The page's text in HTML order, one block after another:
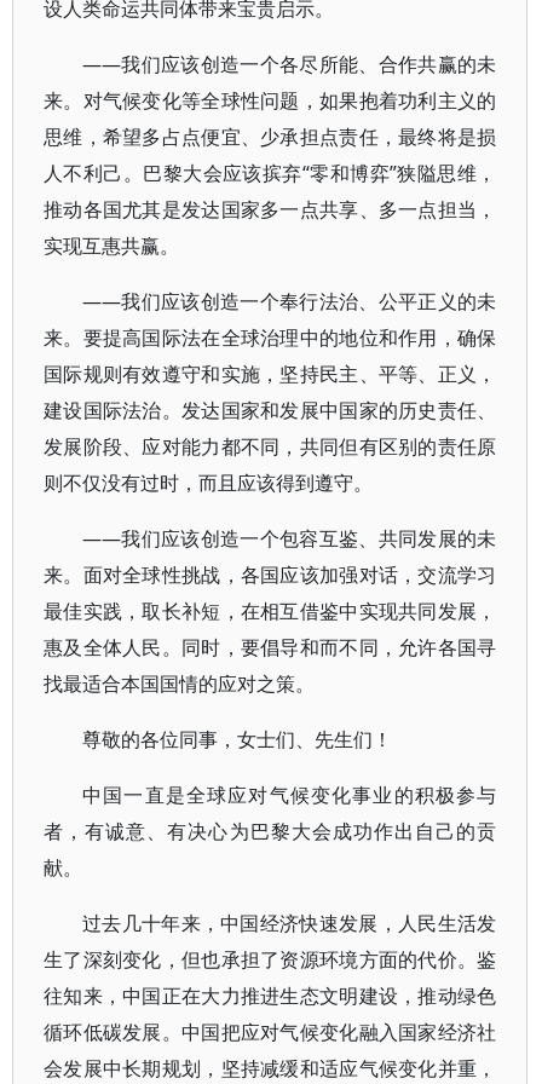
设人类命运共同体带来宝贵启示。
——我们应该创造一个各尽所能、合作共赢的未
来。对气候变化等全球性问题，如果抱着功利主义的
思维，希望多占点便宜、少承担点责任，最终将是损
人不利己。巴黎大会应该摈弃“零和博弈”狭隘思维，
推动各国尤其是发达国家多一点共享、多一点担当，
实现互惠共赢。
——我们应该创造一个奉行法治、公平正义的未
来。要提高国际法在全球治理中的地位和作用，确保
国际规则有效遵守和实施，坚持民主、平等、正义，
建设国际法治。发达国家和发展中国家的历史责任、
发展阶段、应对能力都不同，共同但有区别的责任原
则不仅没有过时，而且应该得到遵守。
——我们应该创造一个包容互鉴、共同发展的未
来。面对全球性挑战，各国应该加强对话，交流学习
最佳实践，取长补短，在相互借鉴中实现共同发展，
惠及全体人民。同时，要倡导和而不同，允许各国寻
找最适合本国国情的应对之策。
尊敬的各位同事，女士们、先生们！
中国一直是全球应对气候变化事业的积极参与
者，有诚意、有决心为巴黎大会成功作出自己的贡
献。
过去几十年来，中国经济快速发展，人民生活发
生了深刻变化，但也承担了资源环境方面的代价。鉴
往知来，中国正在大力推进生态文明建设，推动绿色
循环低碳发展。中国把应对气候变化融入国家经济社
会发展中长期规划，坚持减缓和适应气候变化并重，